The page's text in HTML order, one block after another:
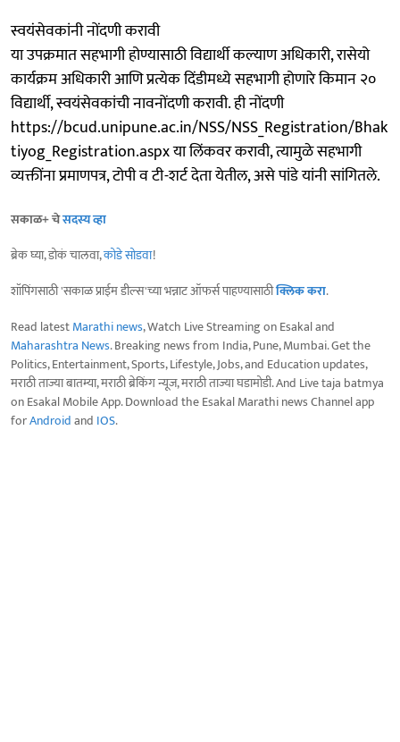
स्वयंसेवकांनी नोंदणी करावी
या उपक्रमात सहभागी होण्यासाठी विद्यार्थी कल्याण अधिकारी, रासेयो
कार्यक्रम अधिकारी आणि प्रत्येक दिंडीमध्ये सहभागी होणारे किमान २०
विद्यार्थी, स्वयंसेवकांची नावनोंदणी करावी. ही नोंदणी
https://bcud.unipune.ac.in/NSS/NSS_Registration/Bhak
tiyog_Registration.aspx या लिंकवर करावी, त्यामुळे सहभागी
व्यक्तींना प्रमाणपत्र, टोपी व टी-शर्ट देता येतील, असे पांडे यांनी सांगितले.
सकाळ+ चेसदस्य व्हा
ब्रेक घ्या, डोकं चालवा,कोडे सोडवा!
शॉपिंगसाठी 'सकाळ प्राईम डील्स'च्या भन्नाट ऑफर्स पाहण्यासाठीक्लिक करा.
Read latestMarathi news, Watch Live Streaming on Esakal and
Maharashtra News. Breaking news from India, Pune, Mumbai. Get the
Politics, Entertainment, Sports, Lifestyle, Jobs, and Education updates,
मराठी ताज्या बातम्या, मराठी ब्रेकिंग न्यूज, मराठी ताज्या घडामोडी. And Live taja batmya
on Esakal Mobile App. Download the Esakal Marathi news Channel app
forAndroidand IOS.